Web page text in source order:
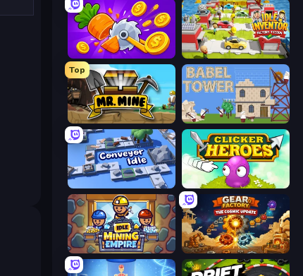
Farm Ring Idle Idle Inventor
Top
Mr. Mine Babel Tower
Conveyor Idle Clicker Heroes
Idle Mining Empire Gear Factory